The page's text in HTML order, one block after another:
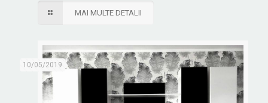
MAI MULTE DETALII
10/05/2019